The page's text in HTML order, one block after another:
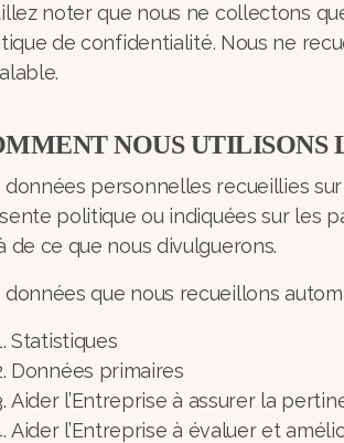
noter que nous ne collectons
de confidentialité. Nous ne
NOUS UTILISONS
données personnelles recueillies
politique ou indiquées sur les
de ce que nous divulguerons.
données que nous recueillons
Statistiques
Données primaires
Aider l’Entreprise à assurer la
Aider l’Entreprise à évaluer et